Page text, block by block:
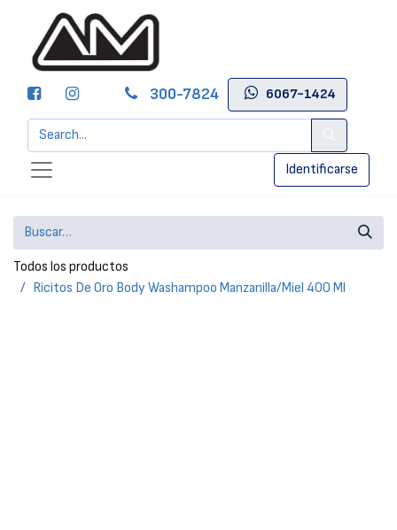
300-7824 6067-1424
Identificarse
Todos los productos
Ricitos De Oro Body Washampoo Manzanilla/Miel 400 Ml